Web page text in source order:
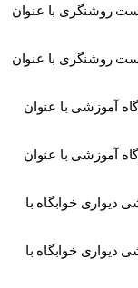
روشنگری با عنوان
روشنگری با عنوان
آموزشی با عنوان
آموزشی با عنوان
دیواری خوابگاه با
دیواری خوابگاه با